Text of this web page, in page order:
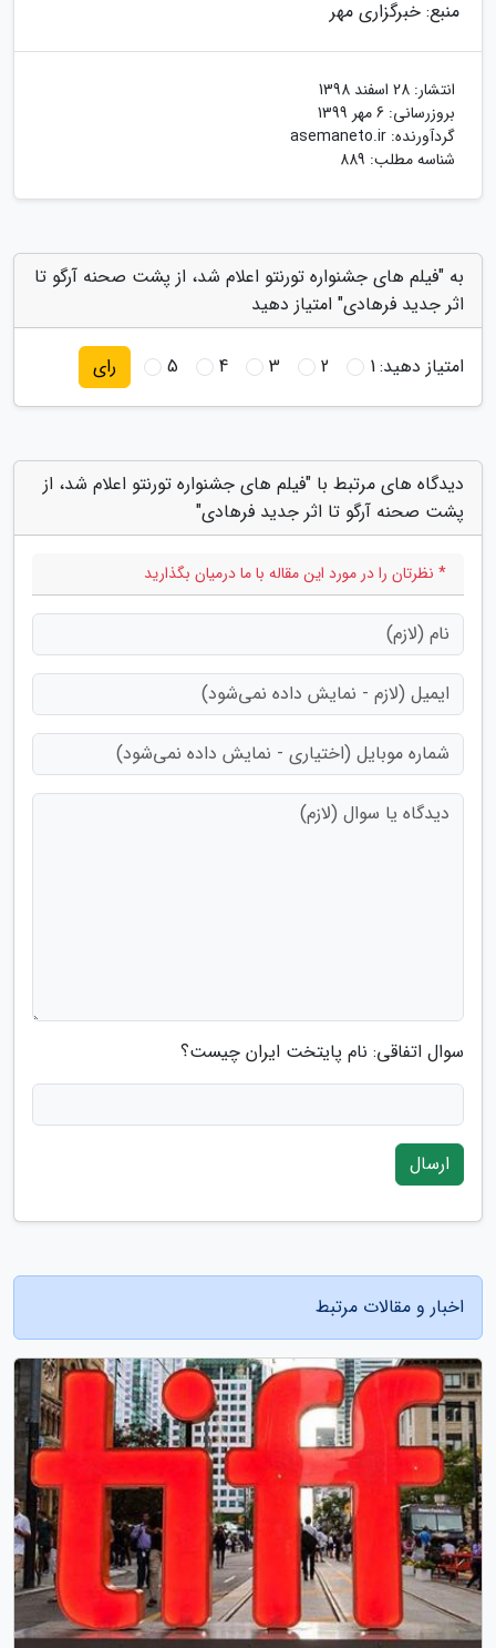
منبع: خبرگزاری مهر
انتشار: 28 اسفند 1398
بروزرسانی: 6 مهر 1399
گردآورنده: asemaneto.ir
شناسه مطلب: 889
به "فیلم های جشنواره تورنتو اعلام شد، از پشت صحنه آرگو تا
اثر جدید فرهادی" امتیاز دهید
امتیاز دهید:1
2
3
4
5 رای
دیدگاه های مرتبط با "فیلم های جشنواره تورنتو اعلام شد، از
پشت صحنه آرگو تا اثر جدید فرهادی"
* نظرتان را در مورد این مقاله با ما درمیان بگذارید
سوال اتفاقی: نام پایتخت ایران چیست؟
ارسال
اخبار و مقالات مرتبط